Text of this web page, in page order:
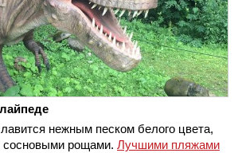
нежным песком белого цвета,
рощами. Лучшими пляжами